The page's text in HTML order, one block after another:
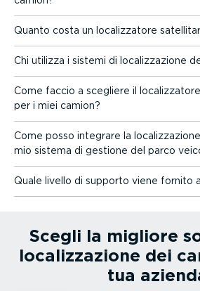
Quanto costa un localiz­zatore
Chi utilizza i sistemi di localiz­za­zione
Come faccio a scegliere il
per i miei camion?
Come posso integrare la
mio sistema di gestione del parco
Quale livello di supporto viene fornito
Scegli la migliore
localiz­za­zione dei
tua